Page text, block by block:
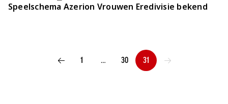
Speelschema Azerion Vrouwen Eredivisie bekend
VORIGE PAGINA VOLGENDE PAGINA
1 … 30 31